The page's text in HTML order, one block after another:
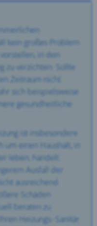
kein großes Problem
in den
zu verzichten. Sollte
Zeitraum nicht
sich beispielsweise
gesundheitliche
ist insbesondere
um einen Haushalt, in
leben, handelt.
Ausfall der
ausreichend
Schäden
beraten zu
Heizungs- Sanitär